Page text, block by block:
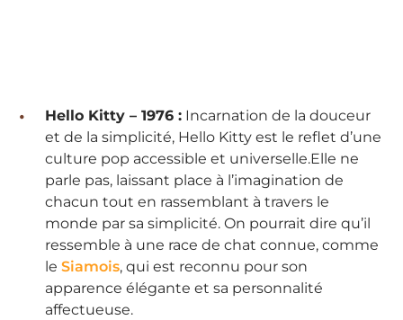
Hello Kitty – 1976 : Incarnation de la douceur
et de la simplicité, Hello Kitty est le reflet d’une
culture pop accessible et universelle.Elle ne
parle pas, laissant place à l’imagination de
chacun tout en rassemblant à travers le
monde par sa simplicité. On pourrait dire qu’il
ressemble à une race de chat connue, comme
le Siamois, qui est reconnu pour son
apparence élégante et sa personnalité
affectueuse.